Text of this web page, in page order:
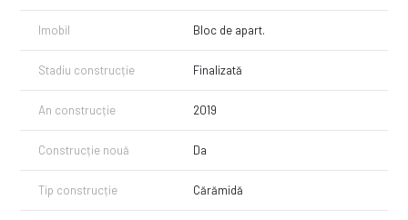
Imobil Bloc de apart.
Stadiu construcție Finalizată
An construcție 2019
Construcție nouă Da
Tip construcție Cărămidă